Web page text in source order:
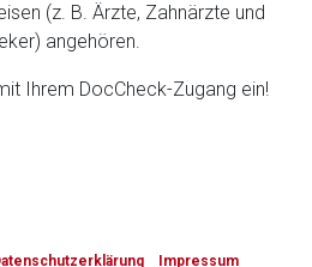
(z. B. Ärzte, Zahnärzte und
angehören.
Ihrem DocCheck-Zugang ein!
Impressum